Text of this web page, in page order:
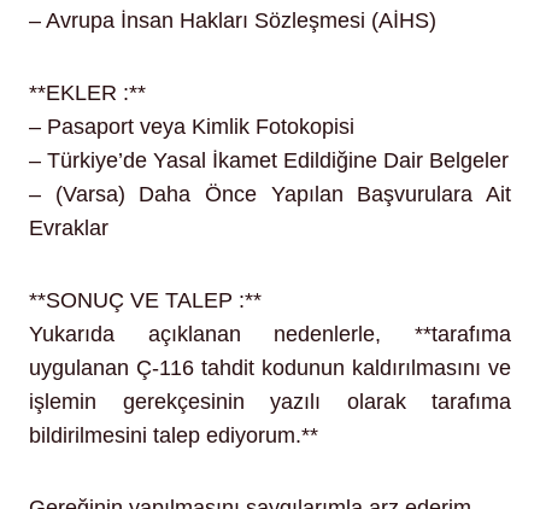
– Avrupa İnsan Hakları Sözleşmesi (AİHS)
**EKLER :**
– Pasaport veya Kimlik Fotokopisi
– Türkiye’de Yasal İkamet Edildiğine Dair Belgeler
– (Varsa) Daha Önce Yapılan Başvurulara Ait
Evraklar
**SONUÇ VE TALEP :**
Yukarıda açıklanan nedenlerle, **tarafıma
uygulanan Ç-116 tahdit kodunun kaldırılmasını ve
işlemin gerekçesinin yazılı olarak tarafıma
bildirilmesini talep ediyorum.**